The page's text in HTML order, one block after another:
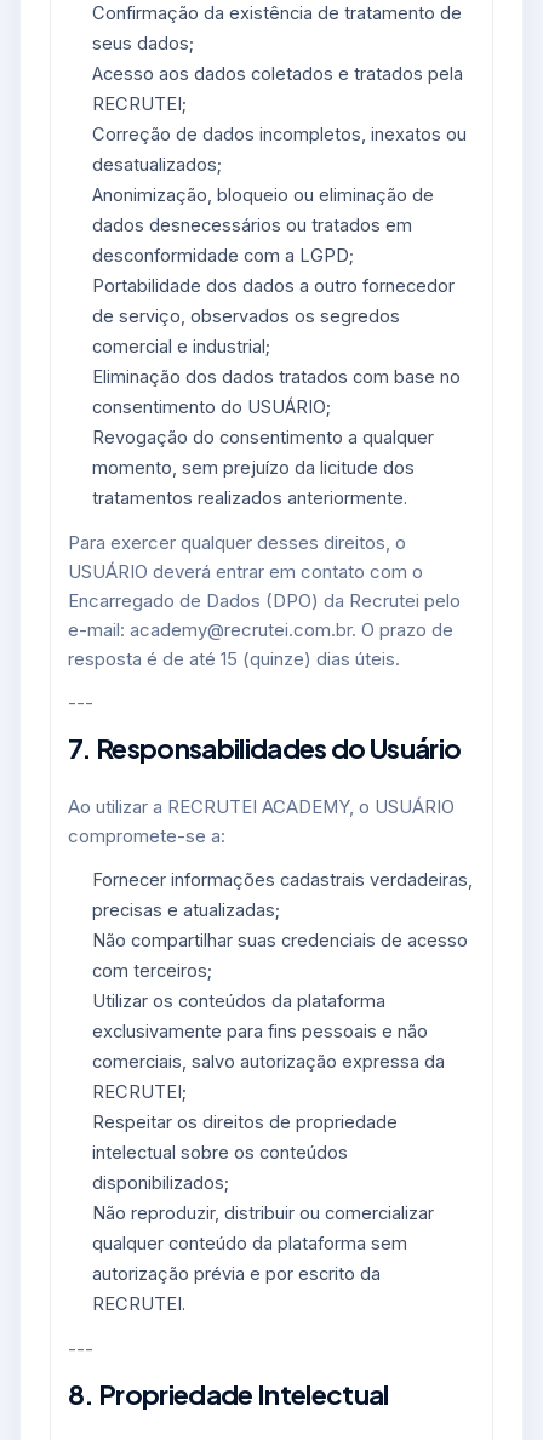
Confirmação da existência de tratamento de
seus dados;
Acesso aos dados coletados e tratados pela
RECRUTEI;
Correção de dados incompletos, inexatos ou
desatualizados;
Anonimização, bloqueio ou eliminação de
dados desnecessários ou tratados em
desconformidade com a LGPD;
Portabilidade dos dados a outro fornecedor
de serviço, observados os segredos
comercial e industrial;
Eliminação dos dados tratados com base no
consentimento do USUÁRIO;
Revogação do consentimento a qualquer
momento, sem prejuízo da licitude dos
tratamentos realizados anteriormente.
Para exercer qualquer desses direitos, o
USUÁRIO deverá entrar em contato com o
Encarregado de Dados (DPO) da Recrutei pelo
e-mail: academy@recrutei.com.br. O prazo de
resposta é de até 15 (quinze) dias úteis.
---
7. Responsabilidades do Usuário
Ao utilizar a RECRUTEI ACADEMY, o USUÁRIO
compromete-se a:
Fornecer informações cadastrais verdadeiras,
precisas e atualizadas;
Não compartilhar suas credenciais de acesso
com terceiros;
Utilizar os conteúdos da plataforma
exclusivamente para fins pessoais e não
comerciais, salvo autorização expressa da
RECRUTEI;
Respeitar os direitos de propriedade
intelectual sobre os conteúdos
disponibilizados;
Não reproduzir, distribuir ou comercializar
qualquer conteúdo da plataforma sem
autorização prévia e por escrito da
RECRUTEI.
---
8. Propriedade Intelectual